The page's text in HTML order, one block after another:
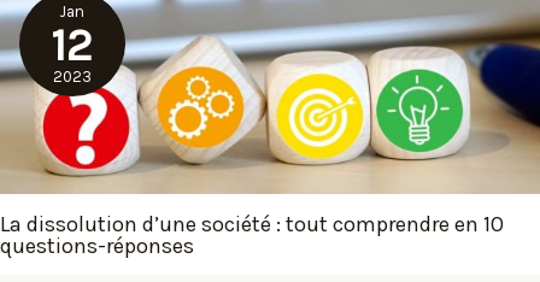
Jan
12
2023
La dissolution d’une société : tout comprendre en 10
questions-réponses